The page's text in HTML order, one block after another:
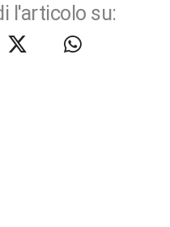
l'articolo su: